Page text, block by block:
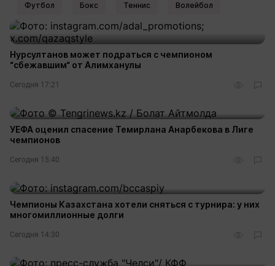
Футбол Бокс Теннис Волейбол
Нурсултанов может подраться с чемпионом
“сбежавшим“ от Алимханулы
Сегодня 17:21
УЕФА оценил спасение Темирлана Анарбекова в Лиге
чемпионов
Сегодня 15:40
Чемпионы Казахстана хотели сняться с турнира: у них
многомиллионные долги
Сегодня 14:30